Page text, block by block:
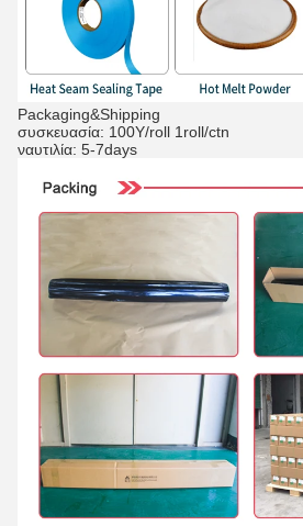
Packaging&Shipping
συσκευασία: 100Y/roll 1roll/ctn
ναυτιλία: 5-7days